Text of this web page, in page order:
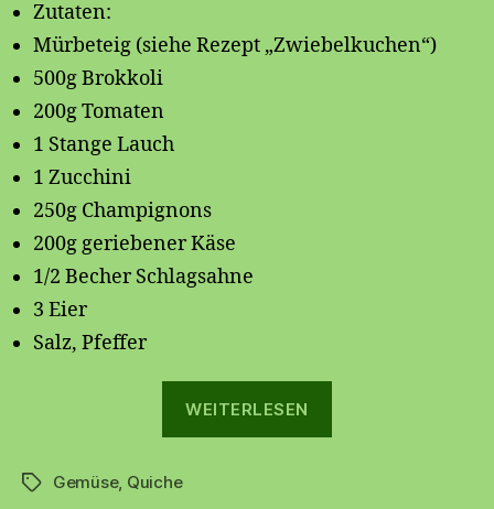
Zutaten:
Mürbeteig (siehe Rezept „Zwiebelkuchen“)
500g Brokkoli
200g Tomaten
1 Stange Lauch
1 Zucchini
250g Champignons
200g geriebener Käse
1/2 Becher Schlagsahne
3 Eier
Salz, Pfeffer
WEITERLESEN
Schlagwörter
Gemüse, Quiche